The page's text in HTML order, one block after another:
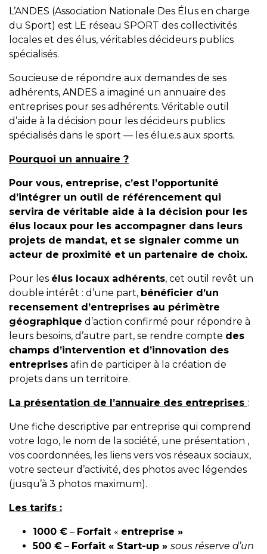
L’ANDES (Association Nationale Des Élus en charge
du Sport) est LE réseau SPORT des collectivités
locales et des élus, véritables décideurs publics
spécialisés.
Soucieuse de répondre aux demandes de ses
adhérents, ANDES a imaginé un annuaire des
entreprises pour ses adhérents. Véritable outil
d’aide à la décision pour les décideurs publics
spécialisés dans le sport — les élu.e.s aux sports.
Pourquoi un annuaire ?
Pour vous, entreprise, c’est l’opportunité
d’intégrer un outil de référencement qui
servira de véritable aide à la décision pour les
élus locaux pour les accompagner dans leurs
projets de mandat, et se signaler comme un
acteur de proximité et un partenaire de choix.
Pour les élus locaux adhérents, cet outil revêt un
double intérêt : d’une part, bénéficier d’un
recensement d’entreprises au périmètre
géographique d’action confirmé pour répondre à
leurs besoins, d’autre part, se rendre compte des
champs d’intervention et d’innovation des
entreprises afin de participer à la création de
projets dans un territoire.
La présentation de l’annuaire des entreprises :
Une fiche descriptive par entreprise qui comprend
votre logo, le nom de la société, une présentation ,
vos coordonnées, les liens vers vos réseaux sociaux,
votre secteur d’activité, des photos avec légendes
(jusqu’à 3 photos maximum).
Les tarifs :
1000 € – Forfait « entreprise »
500 € – Forfait « Start-up » sous réserve d’un